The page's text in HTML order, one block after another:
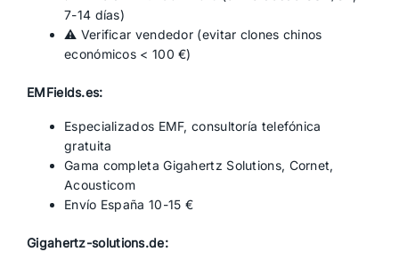
7-14 días)
⚠️ Verificar vendedor (evitar clones chinos
económicos < 100 €)
EMFields.es:
Especializados EMF, consultoría telefónica
gratuita
Gama completa Gigahertz Solutions, Cornet,
Acousticom
Envío España 10-15 €
Gigahertz-solutions.de: